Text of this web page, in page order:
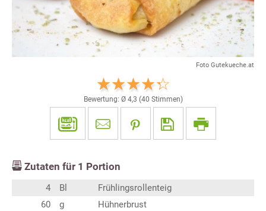
Foto Gutekueche.at
Bewertung: Ø 4,3 (40 Stimmen)
Zutaten für 1 Portion
4 Bl
Frühlingsrollenteig
60
g
Hühnerbrust